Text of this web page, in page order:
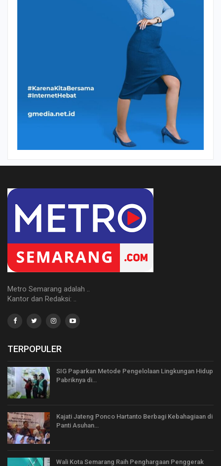
Metro Semarang adalah ..
Kantor dan Redaksi: ..
TERPOPULER
SIG Paparkan Metode Pengelolaan Lingkungan Hidup
Pabriknya di…
Kajati Jateng Ponco Hartanto Berbagi Kebahagiaan di
Panti Asuhan…
Wali Kota Semarang Raih Penghargaan Penggerak